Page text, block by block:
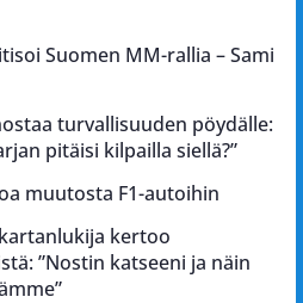
Suomen MM-rallia – Sami
turvallisuuden pöydälle:
pitäisi kilpailla siellä?”
muutosta F1-autoihin
kertoo
”Nostin katseeni ja näin